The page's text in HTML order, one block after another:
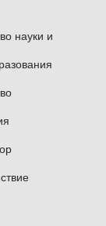
науки и